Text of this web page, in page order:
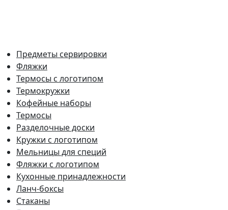
Предметы сервировки
Фляжки
Термосы с логотипом
Термокружки
Кофейные наборы
Термосы
Разделочные доски
Кружки с логотипом
Мельницы для специй
Фляжки с логотипом
Кухонные принадлежности
Ланч-боксы
Стаканы